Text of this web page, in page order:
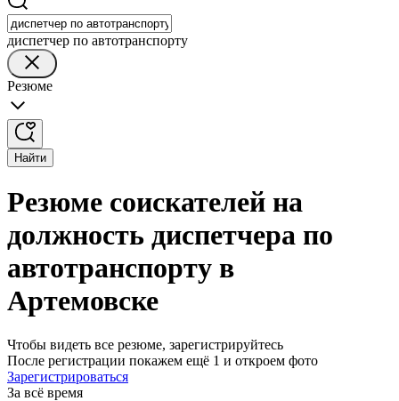
диспетчер по автотранспорту
Резюме
Найти
Резюме соискателей на
должность диспетчера по
автотранспорту в
Артемовске
Чтобы видеть все резюме, зарегистрируйтесь
После регистрации покажем ещё 1 и откроем фото
Зарегистрироваться
За всё время